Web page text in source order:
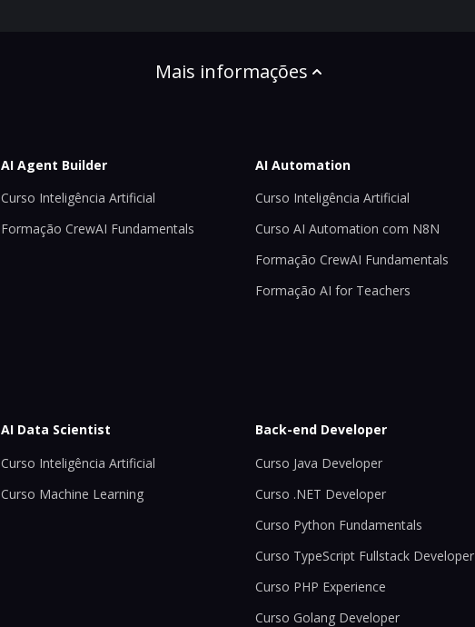
Mais informações
AI Agent Builder
Curso Inteligência Artificial
Formação CrewAI Fundamentals
AI Automation
Curso Inteligência Artificial
Curso AI Automation com N8N
Formação CrewAI Fundamentals
Formação AI for Teachers
AI Data Scientist
Curso Inteligência Artificial
Curso Machine Learning
Back-end Developer
Curso Java Developer
Curso .NET Developer
Curso Python Fundamentals
Curso TypeScript Fullstack Developer
Curso PHP Experience
Curso Golang Developer